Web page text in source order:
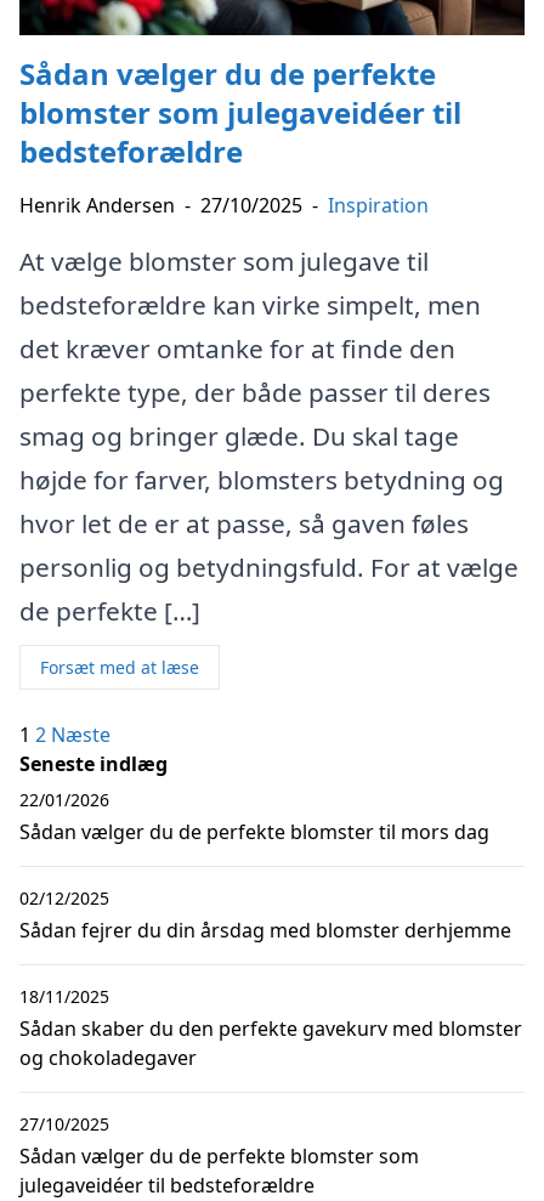
Sådan vælger du de perfekte
blomster som julegaveidéer til
bedsteforældre
Henrik Andersen - 27/10/2025 - Inspiration
At vælge blomster som julegave til
bedsteforældre kan virke simpelt, men
det kræver omtanke for at finde den
perfekte type, der både passer til deres
smag og bringer glæde. Du skal tage
højde for farver, blomsters betydning og
hvor let de er at passe, så gaven føles
personlig og betydningsfuld. For at vælge
de perfekte […]
Forsæt med at læse
Indlægsinddeling
1 2 Næste
Seneste indlæg
Sådan vælger du de perfekte blomster til mors dag
22/01/2026
Sådan fejrer du din årsdag med blomster derhjemme
02/12/2025
Sådan skaber du den perfekte gavekurv med blomster
og chokoladegaver
18/11/2025
Sådan vælger du de perfekte blomster som
julegaveidéer til bedsteforældre
27/10/2025